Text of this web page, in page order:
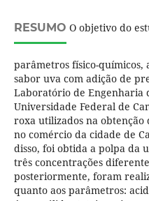
RESUMO O objetivo do
parâmetros físico-
sabor uva com adição de
Laboratório de Engenharia
Universidade Federal de
roxa utilizados na
no comércio da cidade de
disso, foi obtida a polpa da
três concentrações
posteriormente, foram
quanto aos parâmetros: